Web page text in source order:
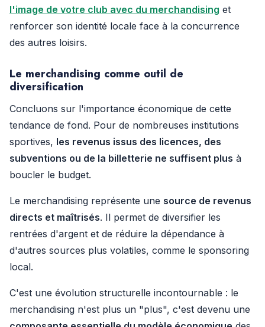
l'image de votre club avec du merchandising et
renforcer son identité locale face à la concurrence
des autres loisirs.
Le merchandising comme outil de
diversification
Concluons sur l'importance économique de cette
tendance de fond. Pour de nombreuses institutions
sportives, les revenus issus des licences, des
subventions ou de la billetterie ne suffisent plus à
boucler le budget.
Le merchandising représente une source de revenus
directs et maîtrisés. Il permet de diversifier les
rentrées d'argent et de réduire la dépendance à
d'autres sources plus volatiles, comme le sponsoring
local.
C'est une évolution structurelle incontournable : le
merchandising n'est plus un "plus", c'est devenu une